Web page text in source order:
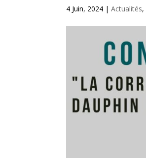
4 Juin, 2024 |Actualités,